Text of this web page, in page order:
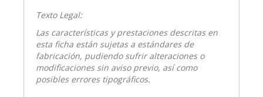
Texto Legal:
Las características y prestaciones descritas en
esta ficha están sujetas a estándares de
fabricación, pudiendo sufrir alteraciones o
modificaciones sin aviso previo, así como
posibles errores tipográficos.